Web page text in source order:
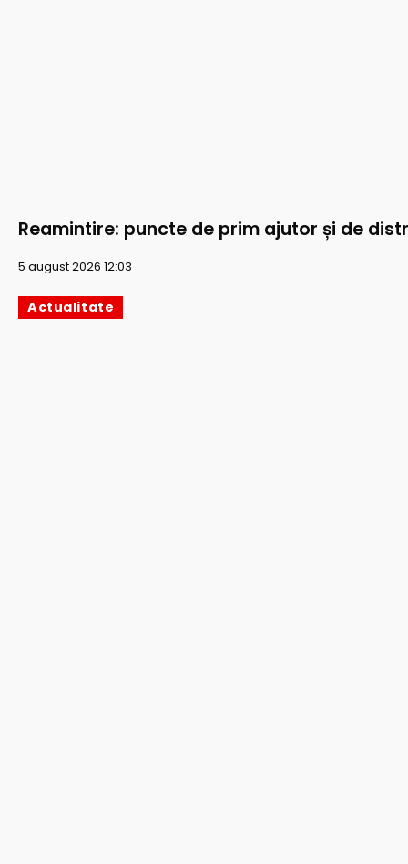
Reamintire: puncte de prim ajutor și de
5 august 2026 12:03
Actualitate